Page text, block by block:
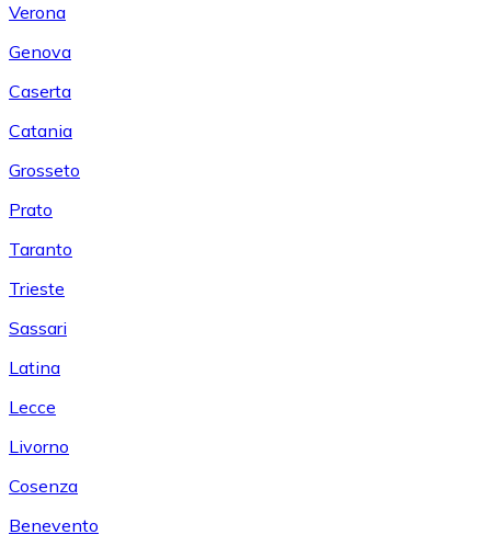
Verona
Genova
Caserta
Catania
Grosseto
Prato
Taranto
Trieste
Sassari
Latina
Lecce
Livorno
Cosenza
Benevento